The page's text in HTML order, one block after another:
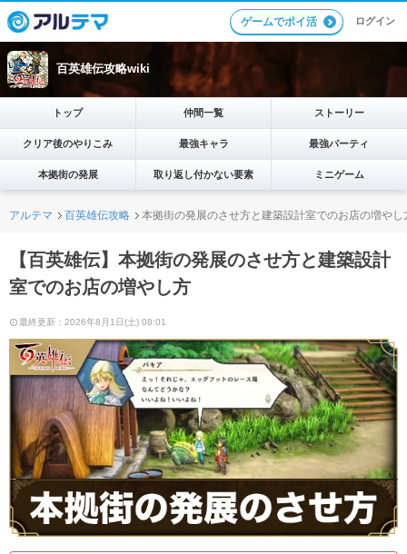
ゲームでポイ活 ログイン
百英雄伝攻略wiki
トップ 仲間一覧 ストーリー
クリア後のやりこみ 最強キャラ 最強パーティ
本拠街の発展 取り返し付かない要素 ミニゲーム
アルテマ 百英雄伝攻略 本拠街の発展のさせ方と建築設計室でのお店の増やし
【百英雄伝】本拠街の発展のさせ方と建築設計
室でのお店の増やし方
最終更新：2026年8月1日(土) 08:01